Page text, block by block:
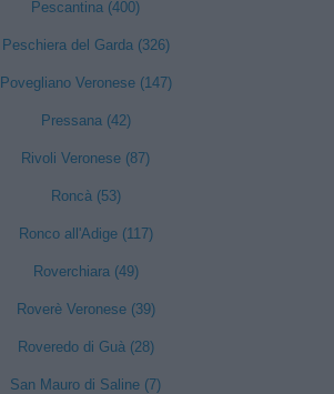
Pescantina (400)
Peschiera del Garda (326)
Povegliano Veronese (147)
Pressana (42)
Rivoli Veronese (87)
Roncà (53)
Ronco all'Adige (117)
Roverchiara (49)
Roverè Veronese (39)
Roveredo di Guà (28)
San Mauro di Saline (7)